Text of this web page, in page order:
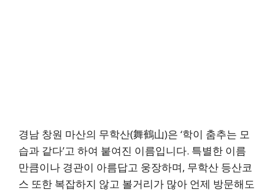
경남 창원 마산의 무학산(舞鶴山)은 ‘학이 춤추는 모
습과 같다’고 하여 붙여진 이름입니다. 특별한 이름
만큼이나 경관이 아름답고 웅장하며, 무학산 등산코
스 또한 복잡하지 않고 볼거리가 많아 언제 방문해도